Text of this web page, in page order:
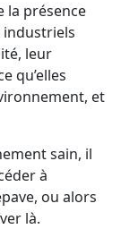
la présence
industriels
leur
qu’elles
et
sain, il
à
ou alors
là.